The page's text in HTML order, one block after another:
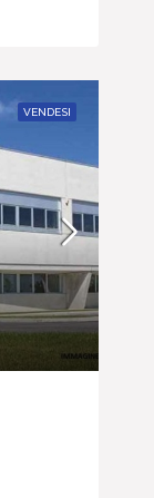
VENDESI